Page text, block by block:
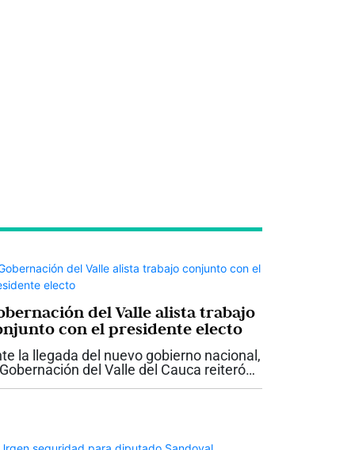
del Valle alista trabajo
con el presidente electo
la llegada del nuevo gobierno nacional,
del Valle del Cauca reiteró